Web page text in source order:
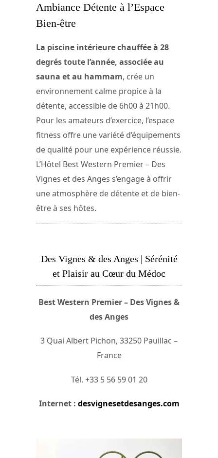
Ambiance Détente à l’Espace
Bien-être
La piscine intérieure chauffée à 28
degrés toute l’année, associée au
sauna et au hammam, crée un
environnement calme propice à la
détente, accessible de 6h00 à 21h00.
Pour les amateurs d’exercice, l’espace
fitness offre une variété d’équipements
de qualité pour une expérience réussie.
L’Hôtel Best Western Premier – Des
Vignes et des Anges s’engage à offrir
une atmosphère de détente et de bien-
être à ses hôtes.
Des Vignes & des Anges | Sérénité
et Plaisir au Cœur du Médoc
Best Western Premier – Des Vignes &
des Anges
3 Quai Albert Pichon, 33250 Pauillac –
France
Tél. +33 5 56 59 01 20
Internet : desvignesetdesanges.com